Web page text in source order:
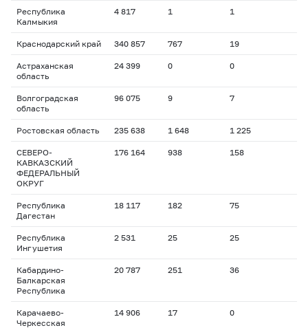
Республика
Калмыкия
4 817 1 1
Краснодарский край 340 857 767 19
Астраханская
область
24 399 0 0
Волгоградская
область
96 075 9 7
Ростовская область 235 638 1 648 1 225
СЕВЕРО-
КАВКАЗСКИЙ
ФЕДЕРАЛЬНЫЙ
ОКРУГ
176 164 938 158
Республика
Дагестан
18 117 182 75
Республика
Ингушетия
2 531 25 25
Кабардино-
Балкарская
Республика
20 787 251 36
Карачаево-
Черкесская
14 906 17 0